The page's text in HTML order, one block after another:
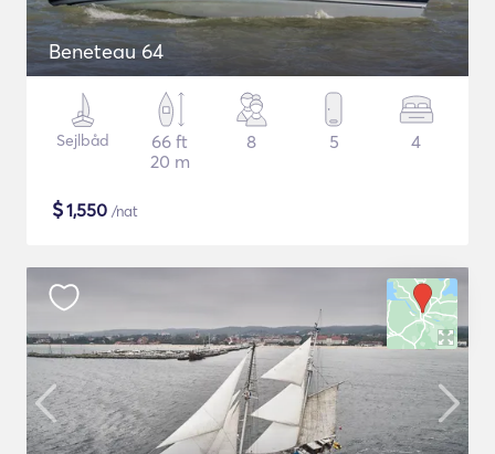
Beneteau 64
Sejlbåd
66 ft
20 m
8 5 4
$1,550 /nat